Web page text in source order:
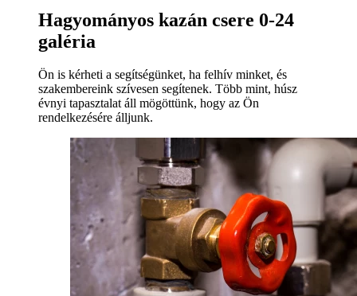
Hagyományos kazán csere 0-24
galéria
Ön is kérheti a segítségünket, ha felhív minket, és
szakembereink szívesen segítenek. Több mint, húsz
évnyi tapasztalat áll mögöttünk, hogy az Ön
rendelkezésére álljunk.